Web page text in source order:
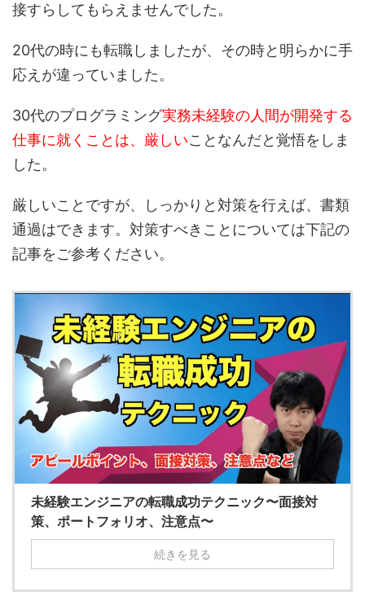
接すらしてもらえませんでした。
20代の時にも転職しましたが、その時と明らかに手
応えが違っていました。
30代のプログラミング実務未経験の人間が開発する
仕事に就くことは、厳しいことなんだと覚悟をしま
した。
厳しいことですが、しっかりと対策を行えば、書類
通過はできます。対策すべきことについては下記の
記事をご参考ください。
未経験エンジニアの転職成功テクニック〜面接対
策、ポートフォリオ、注意点〜
続きを見る